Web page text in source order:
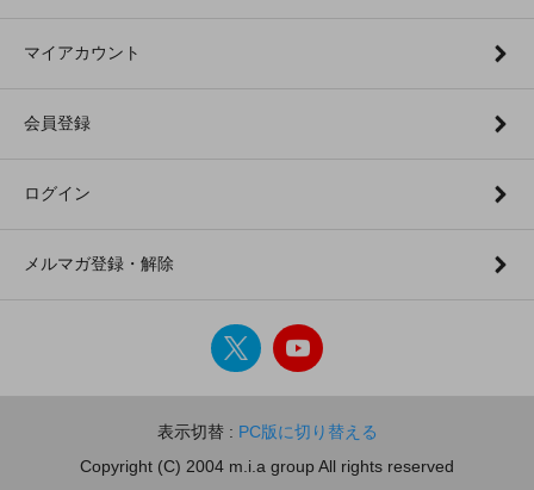
マイアカウント
会員登録
ログイン
メルマガ登録・解除
表示切替 : PC版に切り替える
Copyright (C) 2004 m.i.a group All rights reserved